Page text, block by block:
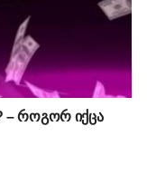
– როგორ იქცა